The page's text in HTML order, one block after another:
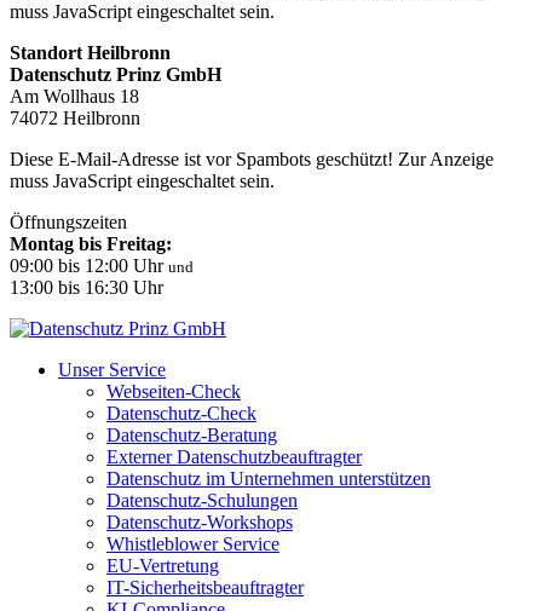
muss JavaScript eingeschaltet sein.
Standort Heilbronn
Datenschutz Prinz GmbH
Am Wollhaus 18
74072 Heilbronn
Diese E-Mail-Adresse ist vor Spambots geschützt! Zur Anzeige
muss JavaScript eingeschaltet sein.
Öffnungszeiten
Montag bis Freitag:
09:00 bis 12:00 Uhr und
13:00 bis 16:30 Uhr
Unser Service
Webseiten-Check
Datenschutz-Check
Datenschutz-Beratung
Externer Datenschutzbeauftragter
Datenschutz im Unternehmen unterstützen
Datenschutz-Schulungen
Datenschutz-Workshops
Whistleblower Service
EU-Vertretung
IT-Sicherheitsbeauftragter